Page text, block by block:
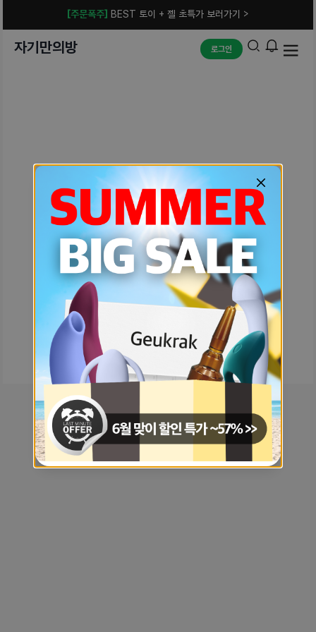
[주문폭주] BEST 토이 + 젤 초특가 보러가기 >
자기만의방 로그인
예상치 못한 에러입니다.